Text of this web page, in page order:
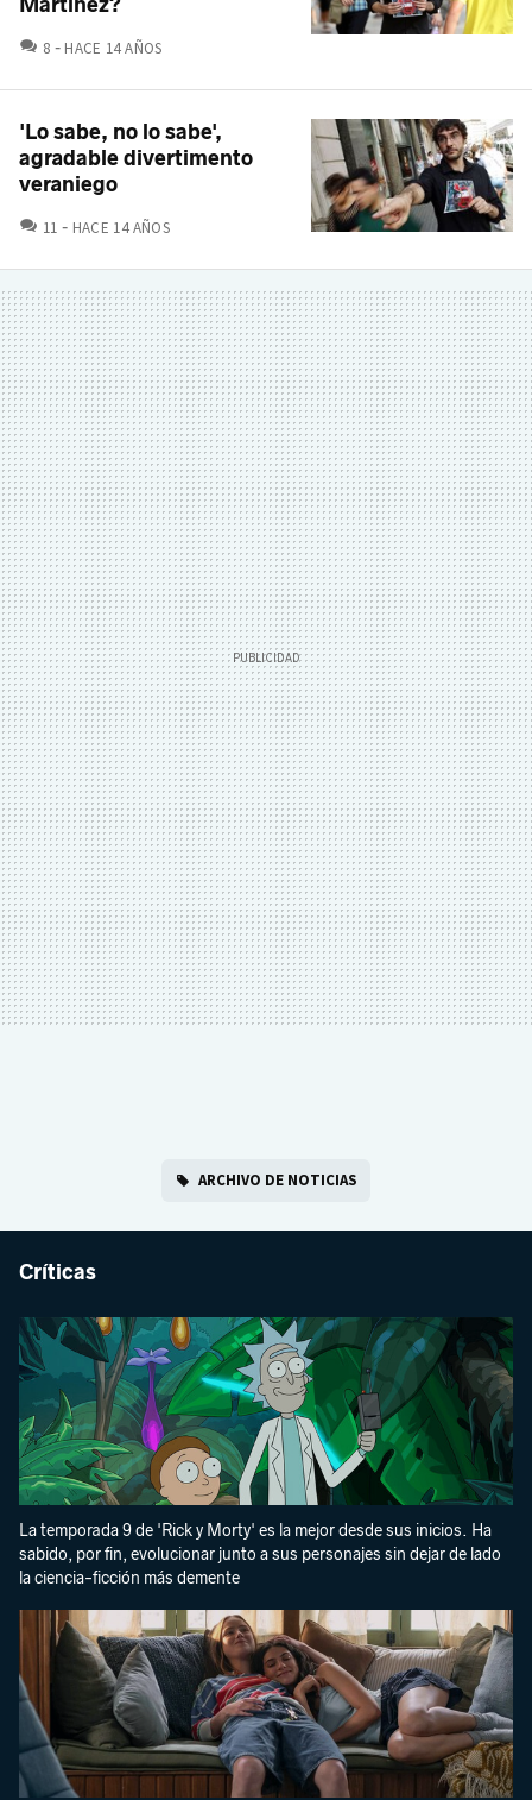
8 COMENTARIOS
HACE 14 AÑOS
'Lo sabe, no lo sabe',
agradable divertimento
veraniego
11 COMENTARIOS
HACE 14 AÑOS
ARCHIVO DE NOTICIAS
Críticas
La temporada 9 de 'Rick y Morty' es la mejor desde sus inicios. Ha
sabido, por fin, evolucionar junto a sus personajes sin dejar de lado
la ciencia-ficción más demente